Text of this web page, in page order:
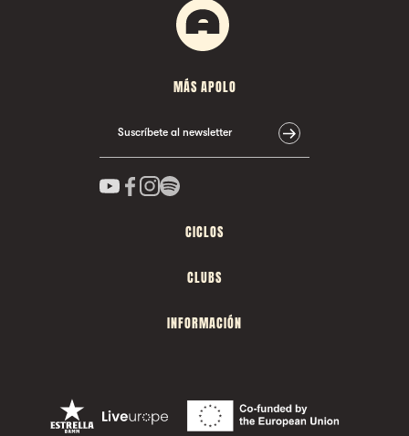
MÁS APOLO
Suscríbete al newsletter
CICLOS
CLUBS
INFORMACIÓN